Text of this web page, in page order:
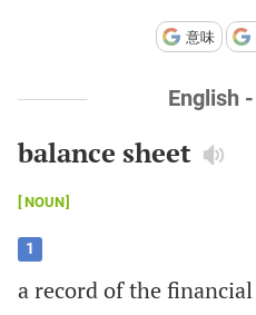
意味
English
balance sheet
NOUN
1
arecordofthe financial